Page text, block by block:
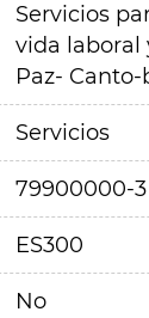
Servicios
vida laboral
Paz- Canto-
Servicios
79900000-3
ES300
No